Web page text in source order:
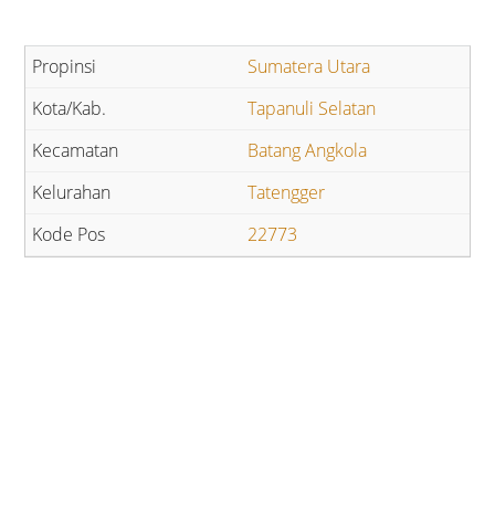
Sumatera Utara
Tapanuli Selatan
Batang Angkola
Tatengger
22773